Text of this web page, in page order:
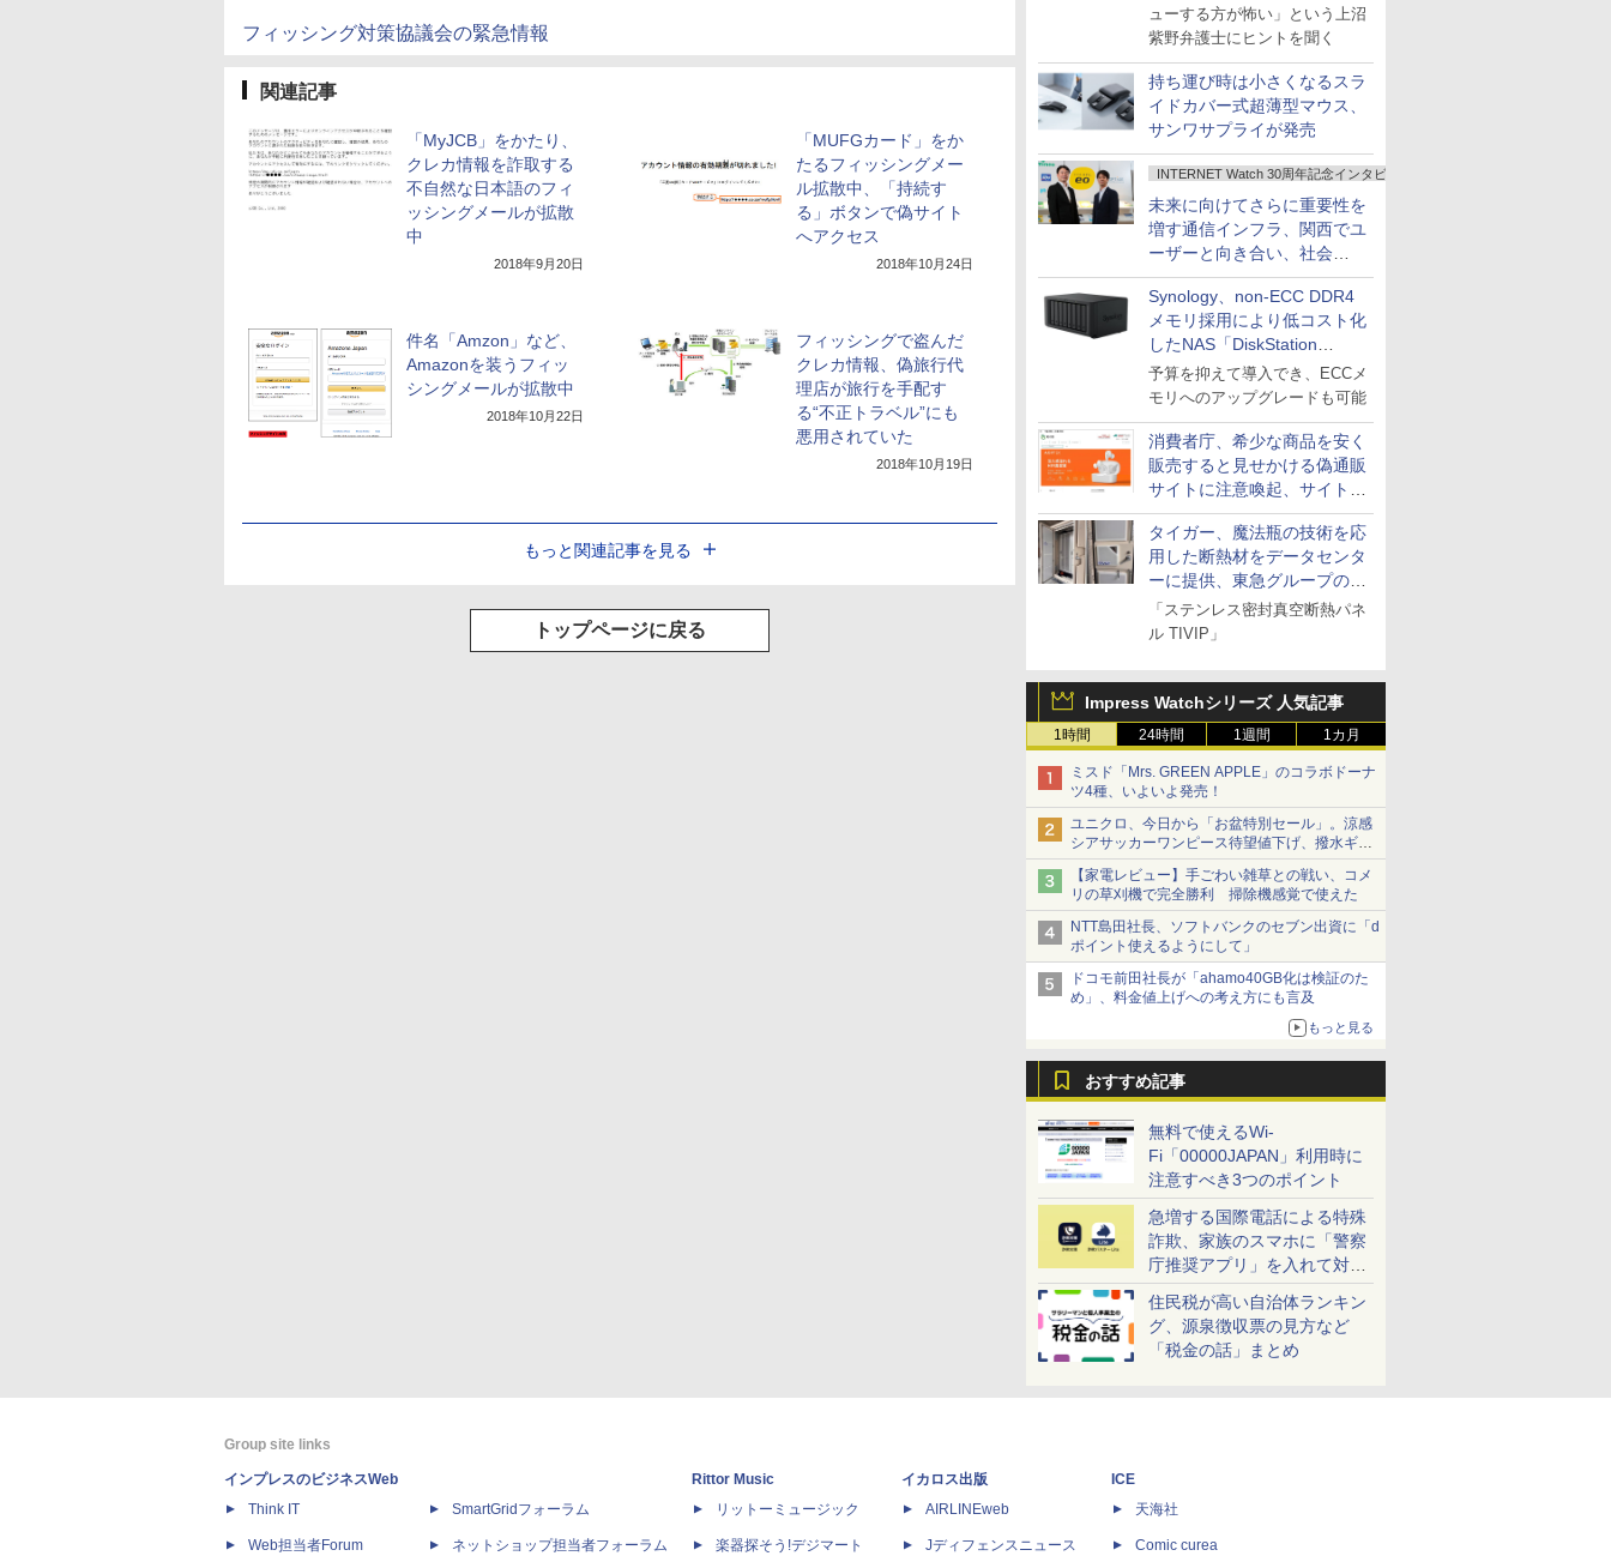
ューする方が怖い」という上沼
紫野弁護士にヒントを聞く
持ち運び時は小さくなるスラ
イドカバー式超薄型マウス、
サンワサプライが発売
INTERNET Watch 30周年記念インタビュー
未来に向けてさらに重要性を
増す通信インフラ、関西でユ
ーザーと向き合い、社会
の“あたらしい”を起動し続け
る～オプテージ
Synology、non-ECC DDR4
メモリ採用により低コスト化
したNAS「DiskStation
neo+」シリーズ
予算を抑えて導入でき、ECCメ
モリへのアップグレードも可能
消費者庁、希少な商品を安く
販売すると見せかける偽通販
サイトに注意喚起、サイト名
とドメイン名を公表
タイガー、魔法瓶の技術を応
用した断熱材をデータセンタ
ーに提供、東急グループの実
証実験で
「ステンレス密封真空断熱パネ
ル TIVIP」
Impress Watchシリーズ 人気記事
1時間 24時間 1週間 1カ月
ミスド「Mrs. GREEN APPLE」のコラボドーナ
ツ4種、いよいよ発売！
ユニクロ、今日から「お盆特別セール」。涼感
シアサッカーワンピース待望値下げ、撥水ギア
ショーツは1990円に
【家電レビュー】手ごわい雑草との戦い、コメ
リの草刈機で完全勝利 掃除機感覚で使えた
NTT島田社長、ソフトバンクのセブン出資に「d
ポイント使えるようにして」
ドコモ前田社長が「ahamo40GB化は検証のた
め」、料金値上げへの考え方にも言及
もっと見る
おすすめ記事
無料で使えるWi-
Fi「00000JAPAN」利用時に
注意すべき3つのポイント
急増する国際電話による特殊
詐欺、家族のスマホに「警察
庁推奨アプリ」を入れて対策
しよう！
住民税が高い自治体ランキン
グ、源泉徴収票の見方など
「税金の話」まとめ
フィッシング対策協議会の緊急情報
関連記事
「MyJCB」をかたり、
クレカ情報を詐取する
不自然な日本語のフィ
ッシングメールが拡散
中
2018年9月20日
「MUFGカード」をか
たるフィッシングメー
ル拡散中、「持続す
る」ボタンで偽サイト
へアクセス
2018年10月24日
件名「Amzon」など、
Amazonを装うフィッ
シングメールが拡散中
2018年10月22日
フィッシングで盗んだ
クレカ情報、偽旅行代
理店が旅行を手配す
る“不正トラベル”にも
悪用されていた
2018年10月19日
もっと関連記事を見る
トップページに戻る
Group site links
インプレスのビジネスWeb
Think IT
Web担当者Forum
SmartGridフォーラム
ネットショップ担当者フォーラム
Rittor Music
リットーミュージック
楽器探そう!デジマート
イカロス出版
AIRLINEweb
Jディフェンスニュース
ICE
天海社
Comic curea